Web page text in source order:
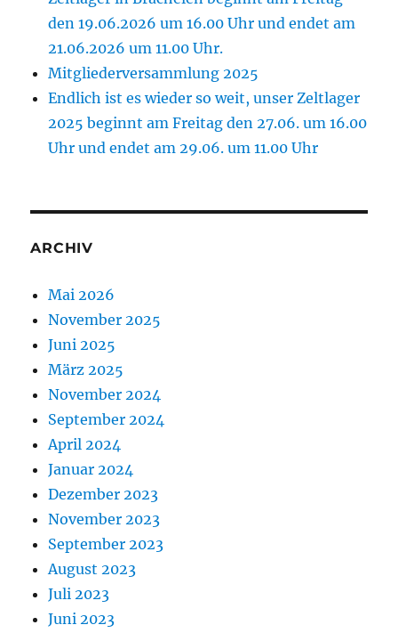
den 19.06.2026 um 16.00 Uhr und endet am
21.06.2026 um 11.00 Uhr.
Mitgliederversammlung 2025
Endlich ist es wieder so weit, unser Zeltlager
2025 beginnt am Freitag den 27.06. um 16.00
Uhr und endet am 29.06. um 11.00 Uhr
ARCHIV
Mai 2026
November 2025
Juni 2025
März 2025
November 2024
September 2024
April 2024
Januar 2024
Dezember 2023
November 2023
September 2023
August 2023
Juli 2023
Juni 2023